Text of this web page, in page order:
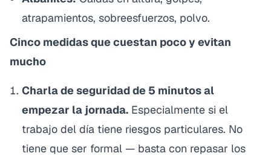
atrapamientos, sobreesfuerzos, polvo.
Cinco medidas que cuestan poco y evitan
mucho
Charla de seguridad de 5 minutos al
empezar la jornada. Especialmente si el
trabajo del día tiene riesgos particulares. No
tiene que ser formal — basta con repasar los